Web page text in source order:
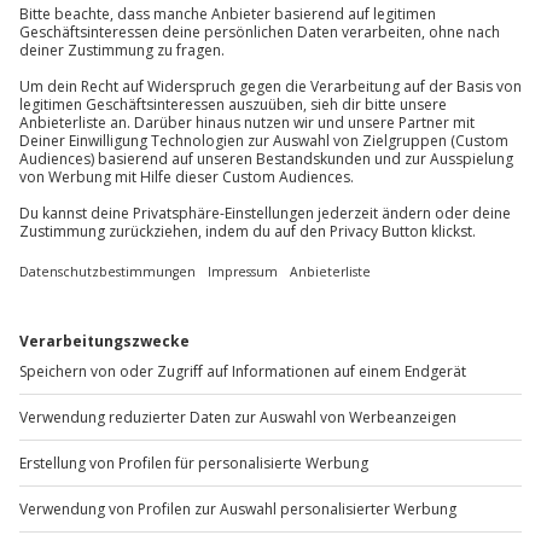
Samstagen. Den Konzert-Termin vereinbaren Sie
mit dem Veranstalter.
Jochen SchweizerGmbH
Mühldorfstraße 8
81671 München
Du erreichst uns telefonisch zu folgenden Zeiten,
außer an bundesweiten Feiertagen:
Mo-Fr: 8-20 Uhr | Sa: 10-16 Uhr
+49 89 / 60 60 89 700
Mo-Fr: 9-17 Uhr
b2b@jochen-schweizer.de
www.b2b.jochen-schweizer.de/